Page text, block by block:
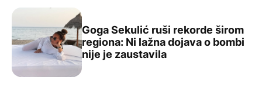
Goga Sekulić ruši rekorde širom regiona: Ni lažna
Goga Sekulić ruši rekorde širom
regiona: Ni lažna dojava o bombi
nije je zaustavila